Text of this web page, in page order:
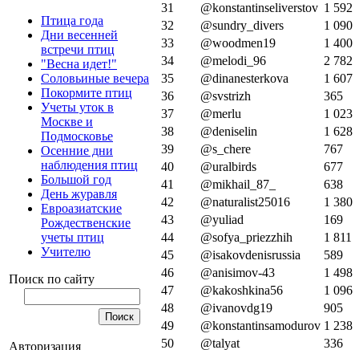
Птица года
Дни весенней
встречи птиц
"Весна идет!"
Соловьиные вечера
Покормите птиц
Учеты уток в
Москве и
Подмосковье
Осенние дни
наблюдения птиц
Большой год
День журавля
Евроазиатские
Рождественские
учеты птиц
Учителю
Поиск по сайту
Авторизация
31
@konstantinseliverstov 1 592
32
@sundry_divers
1 090
33
@woodmen19
1 400
34
@melodi_96
2 782
35
@dinanesterkova
1 607
36
@svstrizh
365
37
@merlu
1 023
38
@deniselin
1 628
39
@s_chere
767
40
@uralbirds
677
41
@mikhail_87_
638
42
@naturalist25016
1 380
43
@yuliad
169
44
@sofya_priezzhih
1 811
45
@isakovdenisrussia
589
46
@anisimov-43
1 498
47
@kakoshkina56
1 096
48
@ivanovdg19
905
49
@konstantinsamodurov 1 238
50
@talyat
336